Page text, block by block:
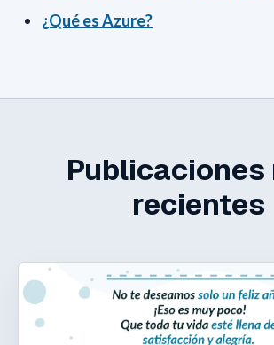
¿Qué es Azure?
Publicaciones
recientes